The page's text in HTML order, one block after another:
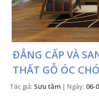
ĐẲNG CẤP VÀ
THẤT GỖ ÓC CHÓ
Tác giả: Sưu tầm | Ngày: 06-